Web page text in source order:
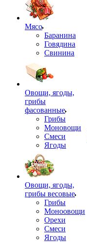
Мясо
Баранина
Говядина
Свинина
Овощи, ягоды,
грибы
фасованные
Грибы
Моновощи
Смеси
Ягоды
Овощи, ягоды,
грибы весовые
Грибы
Моноовощи
Орехи
Смеси
Ягоды